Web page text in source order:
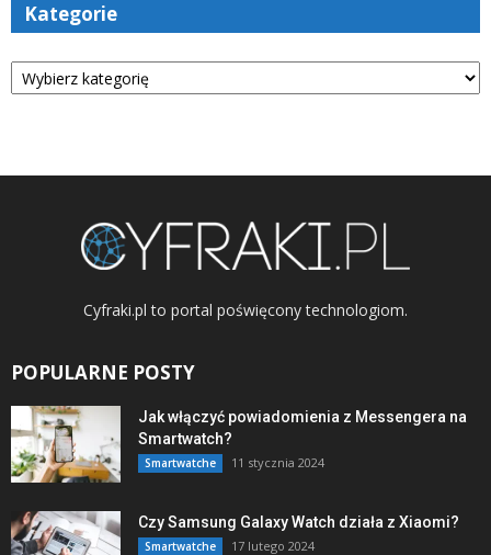
Kategorie
Kategorie
Cyfraki.pl to portal poświęcony technologiom.
POPULARNE POSTY
Jak włączyć powiadomienia z Messengera na
Smartwatch?
Smartwatche 11 stycznia 2024
Czy Samsung Galaxy Watch działa z Xiaomi?
Smartwatche 17 lutego 2024